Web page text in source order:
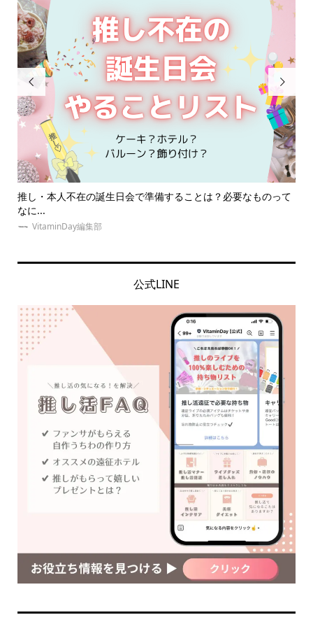

要なものって 夏！東京・推し活にオススメのホテルとは？女子会・
ゆめみぃ

公式LINE